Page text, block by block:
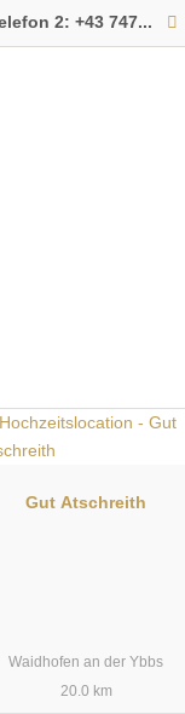
2:+43 747...
Gut Atschreith
Waidhofen an der Ybbs
20.0 km